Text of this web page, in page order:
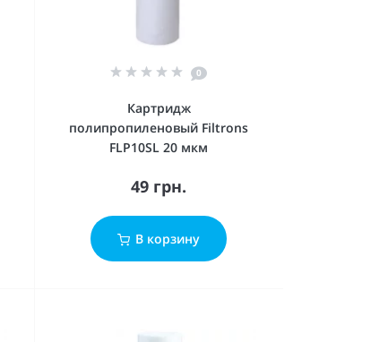
0
Картридж
полипропиленовый Filtrons
FLP10SL 20 мкм
49 грн.
В корзину